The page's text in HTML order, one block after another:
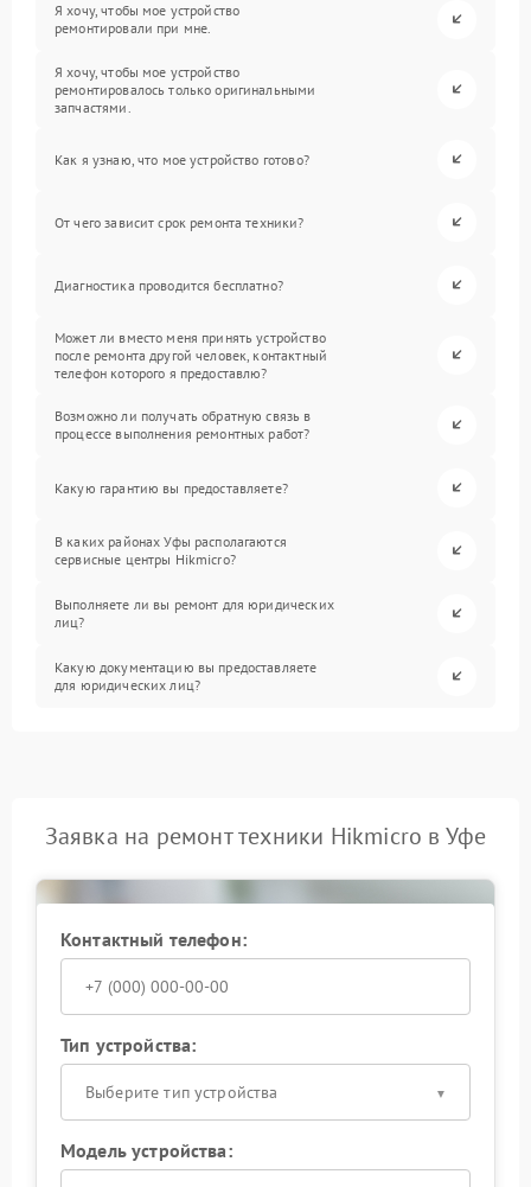
Я хочу, чтобы мое устройство
ремонтировали при мне.
Я хочу, чтобы мое устройство
ремонтировалось только оригинальными
запчастями.
Как я узнаю, что мое устройство готово?
От чего зависит срок ремонта техники?
Диагностика проводится бесплатно?
Может ли вместо меня принять устройство
после ремонта другой человек, контактный
телефон которого я предоставлю?
Возможно ли получать обратную связь в
процессе выполнения ремонтных работ?
Какую гарантию вы предоставляете?
В каких районах Уфы располагаются
сервисные центры Hikmicro?
Выполняете ли вы ремонт для юридических
лиц?
Какую документацию вы предоставляете
для юридических лиц?
Заявка на ремонт техники Hikmicro в Уфе
Контактный телефон:
Тип устройства:
Выберите тип устройства
Модель устройства: